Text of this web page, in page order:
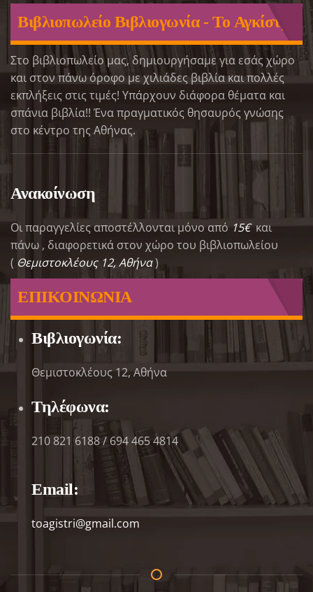
Βιβλιοπωλείο Βιβλιογωνία - Το Αγκίστρι
Στο βιβλιοπωλείο μας, δημιουργήσαμε για εσάς χώρο
και στον πάνω όροφο με χιλιάδες βιβλία και πολλές
εκπλήξεις στις τιμές! Υπάρχουν διάφορα θέματα και
σπάνια βιβλία!! Ένα πραγματικός θησαυρός γνώσης
στο κέντρο της Αθήνας.
Ανακοίνωση
Οι παραγγελίες αποστέλλονται μόνο από 15€και
πάνω , διαφορετικά στον χώρο του βιβλιοπωλείου
( Θεμιστοκλέους 12, Αθήνα)
ΕΠΙΚΟΙΝΩΝΙΑ
Βιβλιογωνία:
Θεμιστοκλέους 12, Αθήνα
Τηλέφωνα:
210 821 6188 / 694 465 4814
Email:
toagistri@gmail.com